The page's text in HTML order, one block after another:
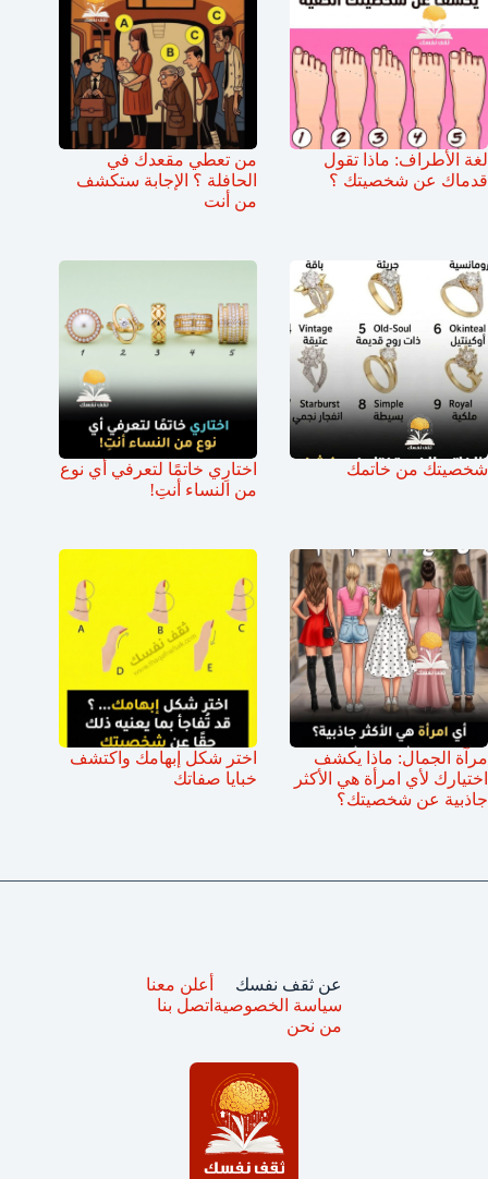
لغة الأطراف: ماذا تقول
قدماك عن شخصيتك ؟
من تعطي مقعدك في
الحافلة ؟ الإجابة ستكشف
من أنت
شخصيتك من خاتمك
اختارِي خاتمًا لتعرفي أي نوع
من النساء أنتِ!
مرآة الجمال: ماذا يكشف
اختيارك لأي امرأة هي الأكثر
جاذبية عن شخصيتك؟
اختر شكل إبهامك واكتشف
خبايا صفاتك
عن ثقف نفسك
سياسة الخصوصية
من نحن
أعلن معنا
اتصل بنا